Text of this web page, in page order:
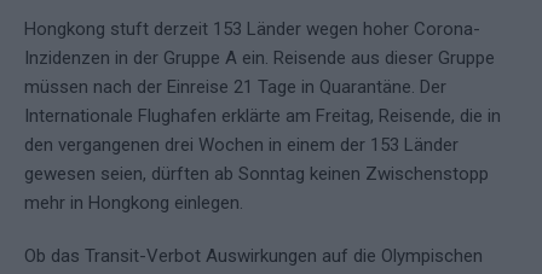
Hongkong stuft derzeit 153 Länder wegen hoher Corona-
Inzidenzen in der Gruppe A ein. Reisende aus dieser Gruppe
müssen nach der Einreise 21 Tage in Quarantäne. Der
Internationale Flughafen erklärte am Freitag, Reisende, die in
den vergangenen drei Wochen in einem der 153 Länder
gewesen seien, dürften ab Sonntag keinen Zwischenstopp
mehr in Hongkong einlegen.
Ob das Transit-Verbot Auswirkungen auf die Olympischen